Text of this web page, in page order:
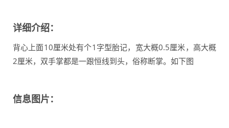
详细介绍：
背心上面10厘米处有个1字型胎记，宽大概0.5厘米，高大概
2厘米，双手掌都是一跟恒线到头，俗称断掌。如下图
信息图片：